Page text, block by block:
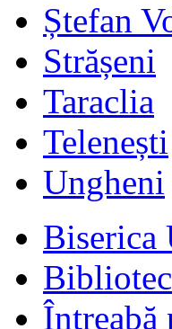
Ștefan
Strășeni
Taraclia
Telenești
Ungheni
Biserica
Întreabă